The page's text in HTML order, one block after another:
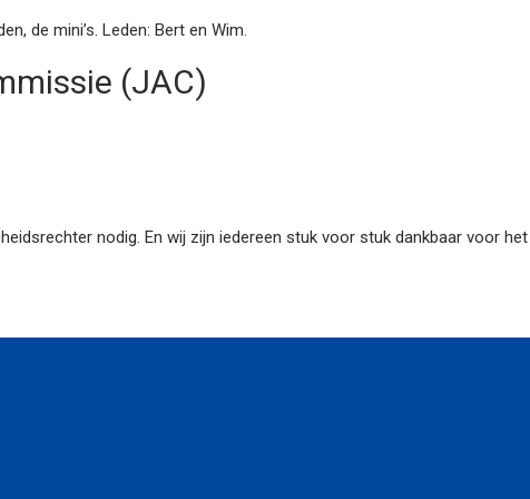
de mini’s. Leden: Bert en Wim.
(JAC)
nodig. En wij zijn iedereen stuk voor stuk dankbaar voor het